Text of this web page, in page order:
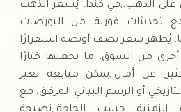
على الذهب.,في كندا، يُسعر الذهب
مع تحديثات فورية من البورصات
يُظهر سعر نصف أونصة استقرارًا
من السوق، ما يجعلها خيارًا
عن أمان.,يمكن متابعة تغير
أو الرسم البياني المرفق، مع
الزمنية حسب الحاجة.,نصيحة